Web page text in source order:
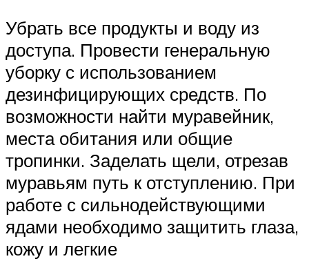
Убрать все продукты и воду из
доступа. Провести генеральную
уборку с использованием
дезинфицирующих средств. По
возможности найти муравейник,
места обитания или общие
тропинки. Заделать щели, отрезав
муравьям путь к отступлению. При
работе с сильнодействующими
ядами необходимо защитить глаза,
кожу и легкие